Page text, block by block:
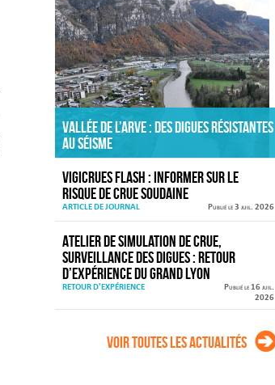
Vallée de l’Arve : des digues résistantes
au séisme
VIGICRUES FLASH : informer sur le
risque de crue soudaine
ARTICLE DE JOURNAL Publié le 3 juil. 2026
Atelier de simulation de crue,
surveillance des digues : retour
d’expérience du Grand Lyon
RETOUR D'EXPÉRIENCE
Publié le 16 juil.
2026
Voir toutes les actualités